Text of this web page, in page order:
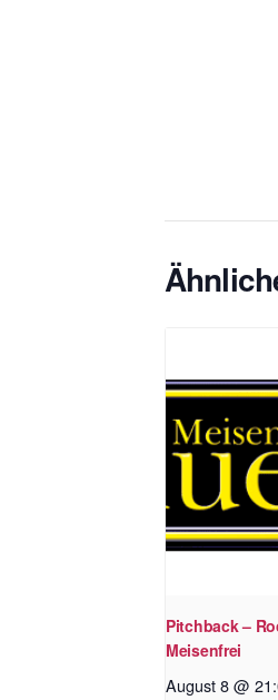
Pitchback –
Meisenfrei
August 8 @